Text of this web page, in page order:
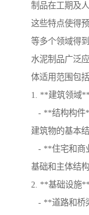
制品在工期及
这些特点使得
等多个领域得
水泥制品广泛
体适用范围包
1. **建筑领域**
- **结构构件
建筑物的基本结
- **住宅和商
基础和主体结构
2. **基础设施**
- **道路和桥